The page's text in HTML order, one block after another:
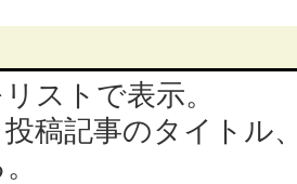
ストで表示。
稿記事のタイトル